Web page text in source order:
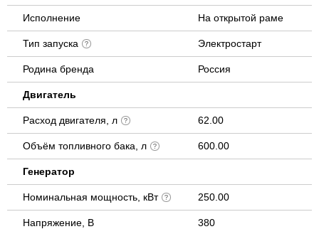
Исполнение На открытой раме
Тип запуска Электростарт
Родина бренда Россия
Двигатель
Расход двигателя, л 62.00
Объём топливного бака, л 600.00
Генератор
Номинальная мощность, кВт 250.00
Напряжение, В 380